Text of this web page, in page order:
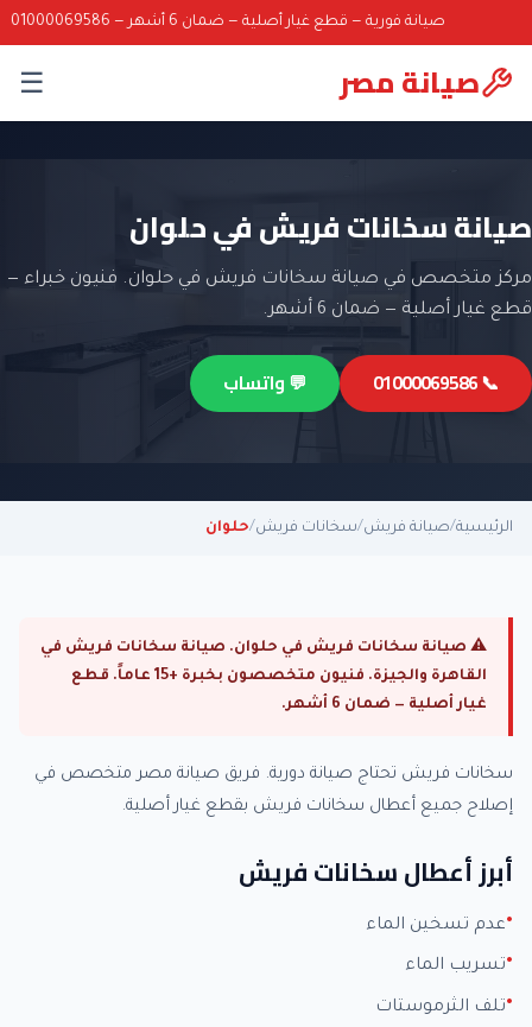
صيانة فورية — قطع غيار أصلية — ضمان 6 أشهر — 01000069586
صيانة مصر ☰
صيانة سخانات فريش في حلوان
مركز متخصص في صيانة سخانات فريش في حلوان. فنيون خبراء —
قطع غيار أصلية — ضمان 6 أشهر.
📞 01000069586 💬 واتساب
الرئيسية/صيانة فريش/سخانات فريش/حلوان
⚠ صيانة سخانات فريش في حلوان. صيانة سخانات فريش في
القاهرة والجيزة. فنيون متخصصون بخبرة +15 عاماً. قطع
غيار أصلية — ضمان 6 أشهر.
سخانات فريش تحتاج صيانة دورية. فريق صيانة مصر متخصص في
إصلاح جميع أعطال سخانات فريش بقطع غيار أصلية.
أبرز أعطال سخانات فريش
عدم تسخين الماء
تسريب الماء
تلف الثرموستات